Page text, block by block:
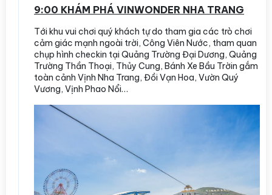
9:00 KHÁM PHÁ VINWONDER NHA TRANG
Tới khu vui chơi quý khách tự do tham gia các trò chơi
cảm giác mạnh ngoài trời, Công Viên Nước, tham quan
chụp hình checkin tại Quảng Trường Đại Dương, Quảng
Trường Thần Thoại, Thủy Cung, Bánh Xe Bầu Trờin gắm
toàn cảnh Vịnh Nha Trang, Đồi Vạn Hoa, Vườn Quý
Vương, Vịnh Phao Nổi…